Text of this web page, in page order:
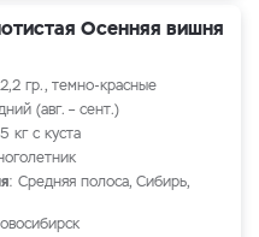
Осенняя вишня
гр., темно-красные
(авг. – сент.)
кг с куста
: Средняя полоса, Сибирь,